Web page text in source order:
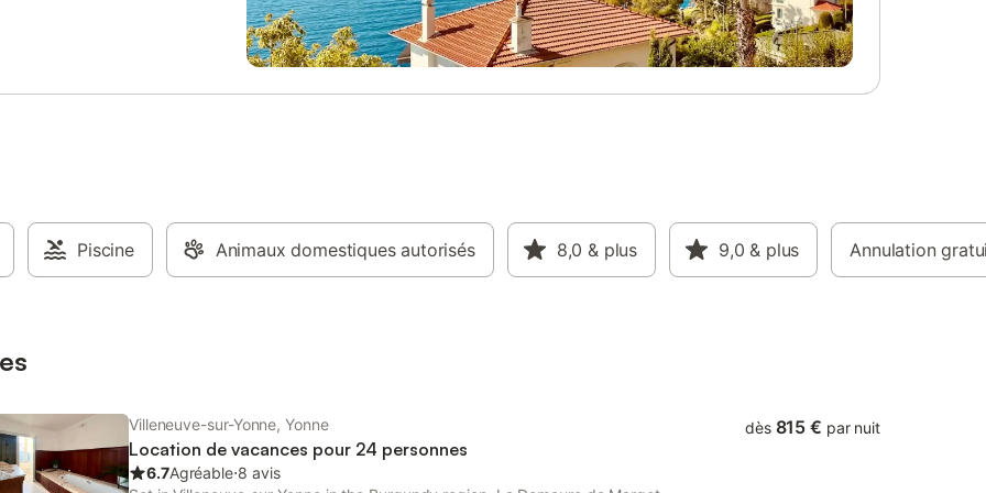
à écran plat, invitant à la
chambre : 1 lit double avec
attenante (douche et
• 2ème chambre : 1 lit double + 2
Piscine Animaux domestiques autorisés 8,0 & plus 9,0 & plus Annulation
Villeneuve-sur-Yonne, Yonne
Location de vacances pour 24 personnes
6.7Agréable⋅8 avis
dès 815 € par nuit